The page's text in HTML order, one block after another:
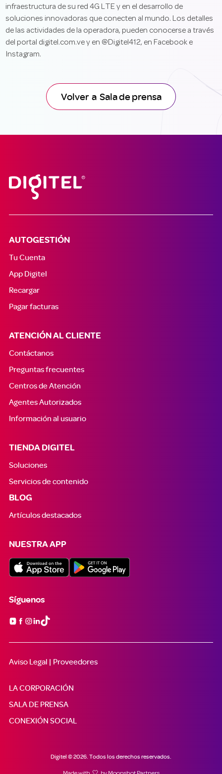
infraestructura de su red 4G LTE y en el desarrollo de
soluciones innovadoras que conecten al mundo. Los detalles
de las actividades de la operadora, pueden conocerse a través
del portal digitel.com.ve y en @Digitel412, en Facebook e
Instagram.
Volver a Sala de prensa
AUTOGESTIÓN
Tu Cuenta
App Digitel
Recargar
Pagar facturas
ATENCIÓN AL CLIENTE
Contáctanos
Preguntas frecuentes
Centros de Atención
Agentes Autorizados
Información al usuario
TIENDA DIGITEL
Soluciones
Servicios de contenido
BLOG
Artículos destacados
NUESTRA APP
Síguenos

Aviso Legal | Proveedores
LA CORPORACIÓN
SALA DE PRENSA
CONEXIÓN SOCIAL
Digitel © 2026. Todos los derechos reservados.